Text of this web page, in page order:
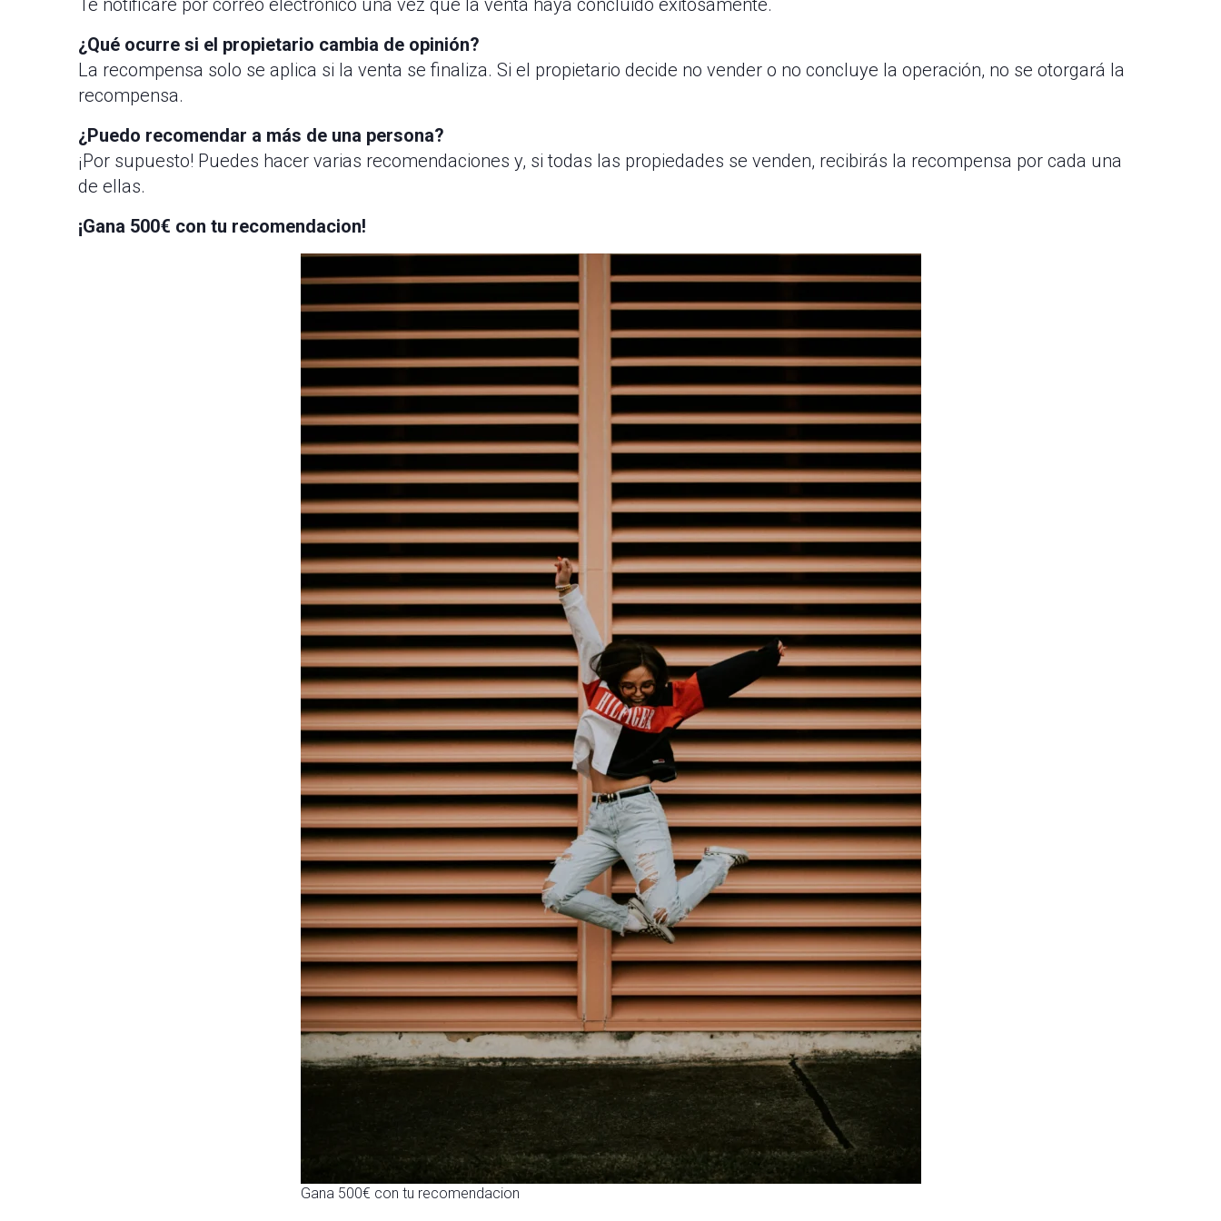
Te notificaré por correo electrónico una vez que la venta haya concluido exitosamente.
¿Qué ocurre si el propietario cambia de opinión?
La recompensa solo se aplica si la venta se finaliza. Si el propietario decide no vender o no concluye la operación, no se otorgará la
recompensa.
¿Puedo recomendar a más de una persona?
¡Por supuesto! Puedes hacer varias recomendaciones y, si todas las propiedades se venden, recibirás la recompensa por cada una
de ellas.
¡Gana 500€ con tu recomendacion!
Gana 500€ con tu recomendacion